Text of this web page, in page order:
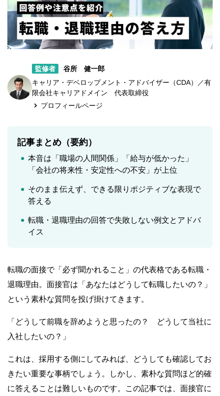
監修者
谷所 健一郎
キャリア・デベロップメント・アドバイザー（CDA）／有
限会社キャリアドメイン 代表取締役
プロフィールページ
記事まとめ（要約）
本音は「職場の人間関係」「給与が低かった」
「会社の将来性・安定性への不安」が上位
そのまま伝えず、できる限りポジティブな表現で
答える
転職・退職理由の回答で失敗しない例文とアドバ
イス
転職の面接で「必ず聞かれること」の代表格である転職・
退職理由。面接官は「あなたはどうして転職したいの？」
という素朴な質問を投げ掛けてきます。
「どうして前職を辞めようと思ったの？ どうして当社に
入社したいの？」
これは、採用する側にしてみれば、どうしても確認してお
きたい重要な事柄でしょう。しかし、素朴な質問ほど的確
に答えることは難しいものです。この記事では、面接官に